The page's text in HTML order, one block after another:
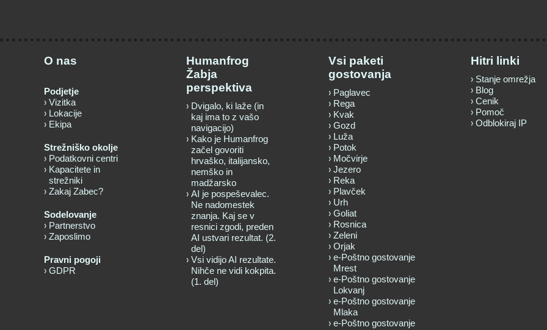
O nas
Podjetje
Vizitka
Lokacije
Ekipa
Strežniško okolje
Podatkovni centri
Kapacitete in
strežniki
Zakaj Zabec?
Sodelovanje
Partnerstvo
Zaposlimo
Pravni pogoji
GDPR
Humanfrog
Žabja
perspektiva
Dvigalo, ki laže (in
kaj ima to z vašo
navigacijo)
Kako je Humanfrog
začel govoriti
hrvaško, italijansko,
nemško in
madžarsko
AI je pospeševalec.
Ne nadomestek
znanja. Kaj se v
resnici zgodi, preden
AI ustvari rezultat. (2.
del)
Vsi vidijo AI rezultate.
Nihče ne vidi kokpita.
(1. del)
Vsi paketi
gostovanja
Paglavec
Rega
Kvak
Gozd
Luža
Potok
Močvirje
Jezero
Reka
Plavček
Urh
Goliat
Rosnica
Zeleni
Orjak
e-Poštno gostovanje
Mrest
e-Poštno gostovanje
Lokvanj
e-Poštno gostovanje
Mlaka
e-Poštno gostovanje
Hitri linki
Stanje omrežja
Blog
Cenik
Pomoč
Odblokiraj IP